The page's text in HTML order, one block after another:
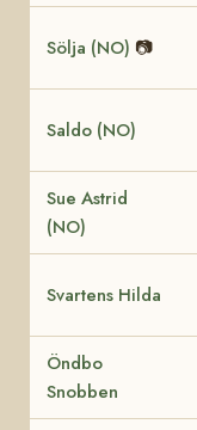
Sölja (NO) 📷
Saldo (NO)
Sue Astrid
(NO)
Svartens Hilda
Öndbo
Snobben